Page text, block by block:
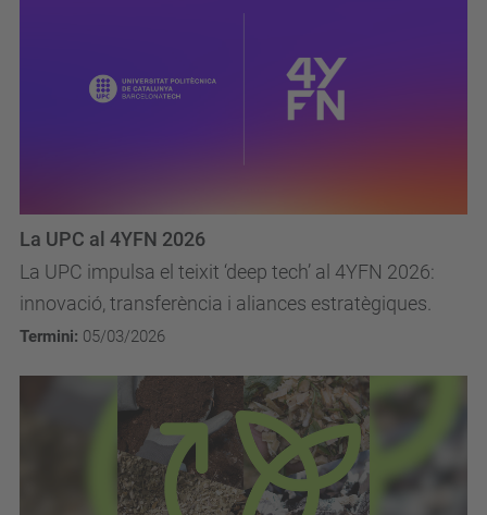
La UPC impulsa el teixit ‘deep tech’ al 4YFN 2026:
innovació, transferència i aliances estratègiques.
La UPC al 4YFN 2026
Termini: 05/03/2026